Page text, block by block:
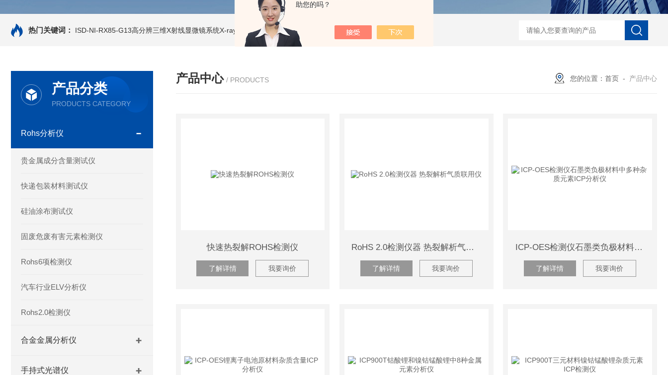
助您的吗？
热门关键词： ISD-NI-RX85-G13高分辨三维X射线显微镜系统X-ray CT ISD-NI-RX85-G13CT扫描仪 X射线源 微焦CT无损检测仪器 ISD-NI-RX85-G13工业用3D显微X射线CT扫描设备 EDX1800BRohs指令环
产品分类
PRODUCTS CATEGORY
Rohs分析仪
贵金属成分含量测试仪
快递包装材料测试仪
硅油涂布测试仪
固废危废有害元素检测仪
Rohs6项检测仪
汽车行业ELV分析仪
Rohs2.0检测仪
合金金属分析仪
手持式光谱仪
产品中心 / PRODUCTS 您的位置： 首页 - 产品中心
快速热裂解ROHS检测仪
了解详情 我要询价
RoHS 2.0检测仪器 热裂解析气质联用仪
了解详情 我要询价
ICP-OES检测仪石墨类负极材料中多种杂质元素ICP分析仪
了解详情 我要询价